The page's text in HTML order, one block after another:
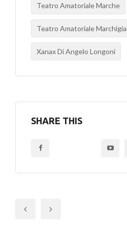
Teatro Amatoriale Marche
Teatro Amatoriale
Xanax Di Angelo Longoni
SHARE THIS